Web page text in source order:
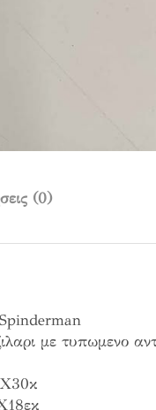
(0)
με τυπωμενο